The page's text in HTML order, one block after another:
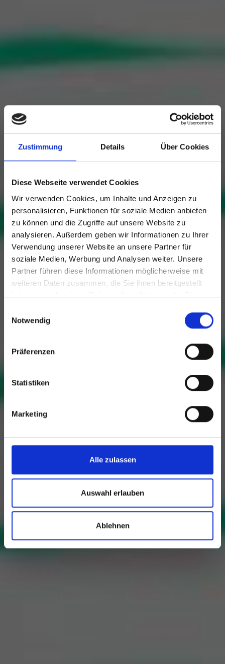
Zustimmung Details Über Cookies
Diese Webseite verwendet Cookies
Wir verwenden Cookies, um Inhalte und Anzeigen zu
personalisieren, Funktionen für soziale Medien anbieten
zu können und die Zugriffe auf unsere Website zu
analysieren. Außerdem geben wir Informationen zu Ihrer
Verwendung unserer Website an unsere Partner für
soziale Medien, Werbung und Analysen weiter. Unsere
Partner führen diese Informationen möglicherweise mit
weiteren Daten zusammen, die Sie ihnen bereitgestellt
haben oder die sie im Rahmen Ihrer Nutzung der Dienste
Notwendig
Präferenzen
Statistiken
Marketing
Alle zulassen
Auswahl erlauben
Ablehnen
und nachhaltig Geld